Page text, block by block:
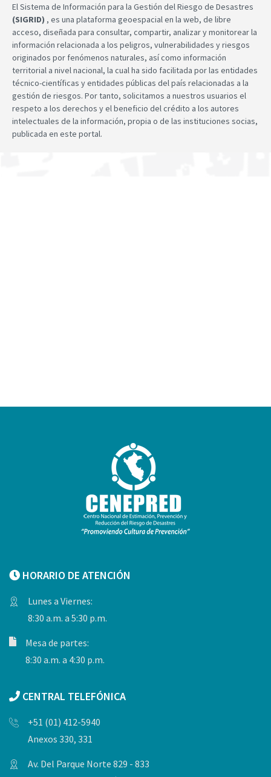
El Sistema de Información para la Gestión del Riesgo de Desastres
(SIGRID) , es una plataforma geoespacial en la web, de libre
acceso, diseñada para consultar, compartir, analizar y monitorear la
información relacionada a los peligros, vulnerabilidades y riesgos
originados por fenómenos naturales, así como información
territorial a nivel nacional, la cual ha sido facilitada por las entidades
técnico-científicas y entidades públicas del país relacionadas a la
gestión de riesgos. Por tanto, solicitamos a nuestros usuarios el
respeto a los derechos y el beneficio del crédito a los autores
intelectuales de la información, propia o de las instituciones socias,
publicada en este portal.
HORARIO DE ATENCIÓN
Lunes a Viernes:
8:30 a.m. a 5:30 p.m.
Mesa de partes:
8:30 a.m. a 4:30 p.m.
CENTRAL TELEFÓNICA
+51 (01) 412-5940
Anexos 330, 331
Av. Del Parque Norte 829 - 833